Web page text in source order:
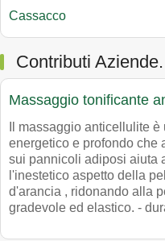
Cassacco
Contributi Aziende.
Massaggio tonificante
Il massaggio anticellulite è
energetico e profondo che
sui pannicoli adiposi aiuta
l'inestetico aspetto della
d'arancia , ridonando alla
gradevole ed elastico. -